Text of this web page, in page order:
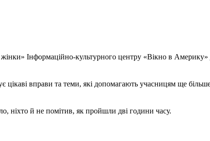
Інформаційно-культурного центру «Вікно в
цікаві вправи та теми, які допомагають учасницям ще
ніхто й не помітив, як пройшли дві години часу.